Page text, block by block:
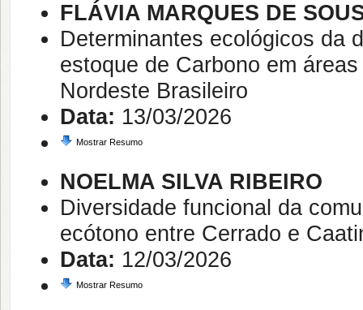
FLÁVIA MARQUES DE
Determinantes ecológicos da
estoque de Carbono em
Nordeste Brasileiro
Data: 13/03/2026
Mostrar Resumo
NOELMA SILVA RIBEIRO
Diversidade funcional da
ecótono entre Cerrado e
Data: 12/03/2026
Mostrar Resumo